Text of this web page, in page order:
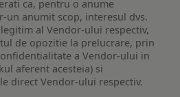
ca, pentru o anume
un anumit scop, interesul dvs.
al Vendor-ului respectiv,
de opozitie la prelucrare, prin
a Vendor-ului in
aferent acesteia) si
direct Vendor-ului respectiv.